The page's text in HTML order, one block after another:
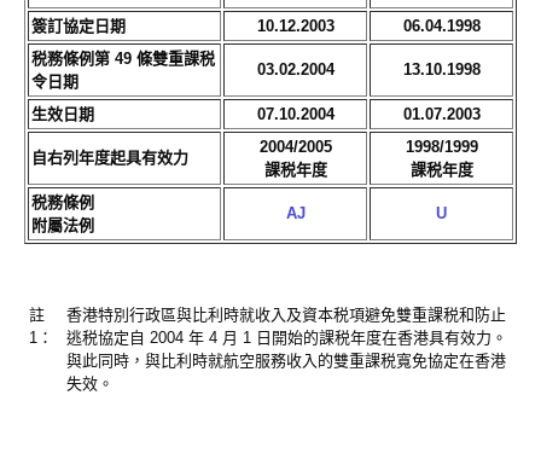
簽訂協定日期 10.12.2003
06.04.1998
税務條例第 49 條雙重課税
令日期
03.02.2004 13.10.1998
生效日期 07.10.2004 01.07.2003
自右列年度起具有效力
2004/2005
課税年度
1998/1999
課税年度
税務條例
附屬法例
AJ U
註
1：
香港特別行政區與比利時就收入及資本税項避免雙重課税和防止
逃税協定自 2004 年 4 月 1 日開始的課税年度在香港具有效力。
與此同時，與比利時就航空服務收入的雙重課税寬免協定在香港
失效。